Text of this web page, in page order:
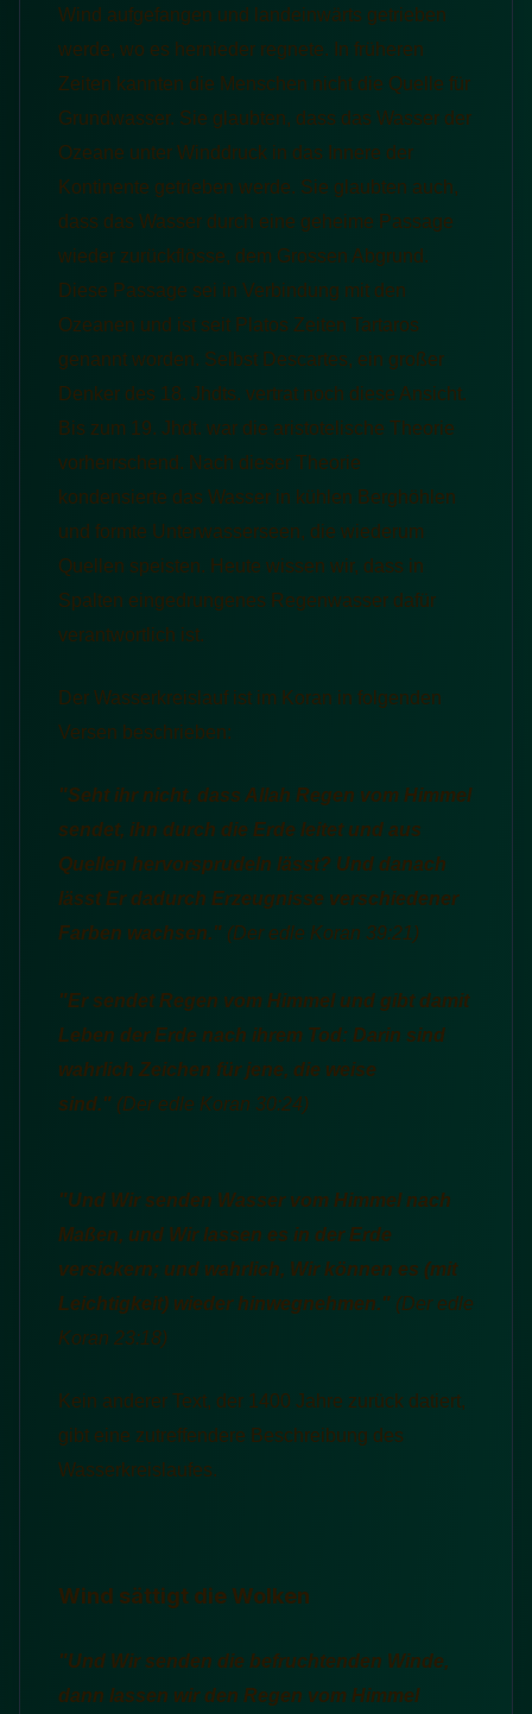
Wind aufgefangen und landeinwärts getrieben
werde, wo es hernieder regnete. In früheren
Zeiten kannten die Menschen nicht die Quelle für
Grundwasser. Sie glaubten, dass das Wasser der
Ozeane unter Winddruck in das Innere der
Kontinente getrieben werde. Sie glaubten auch,
dass das Wasser durch eine geheime Passage
wieder zurückflösse, dem Grossen Abgrund.
Diese Passage sei in Verbindung mit den
Ozeanen und ist seit Platos Zeiten Tartaros
genannt worden. Selbst Descartes, ein großer
Denker des 18. Jhdts. vertrat noch diese Ansicht.
Bis zum 19. Jhdt. war die aristotelische Theorie
vorherrschend. Nach dieser Theorie
kondensierte das Wasser in kühlen Berghöhlen
und formte Unterwasserseen, die wiederum
Quellen speisten. Heute wissen wir, dass in
Spalten eingedrungenes Regenwasser dafür
verantwortlich ist.
Der Wasserkreislauf ist im Koran in folgenden
Versen beschrieben:
"Seht ihr nicht, dass Allah Regen vom Himmel
sendet, ihn durch die Erde leitet und aus
Quellen hervorsprudeln lässt? Und danach
lässt Er dadurch Erzeugnisse verschiedener
Farben wachsen." (Der edle Koran 39:21)
"Er sendet Regen vom Himmel und gibt damit
Leben der Erde nach ihrem Tod: Darin sind
wahrlich Zeichen für jene, die weise
sind." (Der edle Koran 30:24)
"Und Wir senden Wasser vom Himmel nach
Maßen, und Wir lassen es in der Erde
versickern; und wahrlich, Wir können es (mit
Leichtigkeit) wieder hinwegnehmen." (Der edle
Koran 23:18)
Kein anderer Text, der 1400 Jahre zurück datiert,
gibt eine zutreffendere Beschreibung des
Wasserkreislaufes.
Wind sättigt die Wolken
"Und Wir senden die befruchtenden Winde,
dann lassen wir den Regen vom Himmel